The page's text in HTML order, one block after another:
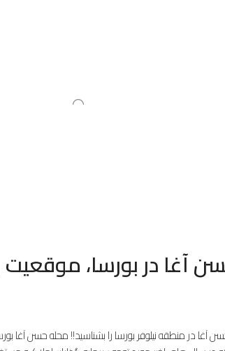
آغا در بورسا،
آغا در منطقه نیلوفر بورسا را ​​بشناسید!! محله حسن